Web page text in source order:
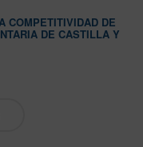
COMPETITIVIDAD DE
DE CASTILLA Y